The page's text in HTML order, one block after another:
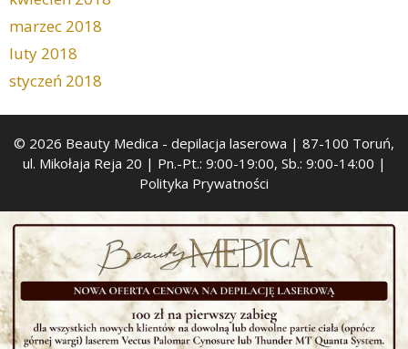
marzec 2018
luty 2018
styczeń 2018
© 2026 Beauty Medica - depilacja laserowa | 87-100 Toruń,
ul. Mikołaja Reja 20 | Pn.-Pt.: 9:00-19:00, Sb.: 9:00-14:00 |
Polityka Prywatności